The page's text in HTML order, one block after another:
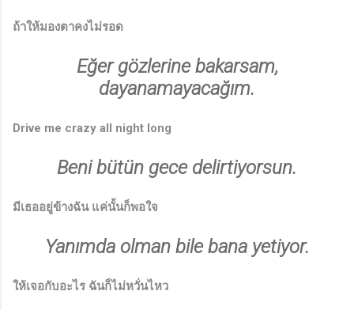
ถ้าให้มองตาคงไม่รอด
Eğer gözlerine bakarsam,
dayanamayacağım.
Drive me crazy all night long
Beni bütün gece delirtiyorsun.
มีเธออยู่ข้างฉัน แค่นั้นก็พอใจ
Yanımda olman bile bana yetiyor.
ให้เจอกับอะไร ฉันก็ไม่หวั่นไหว